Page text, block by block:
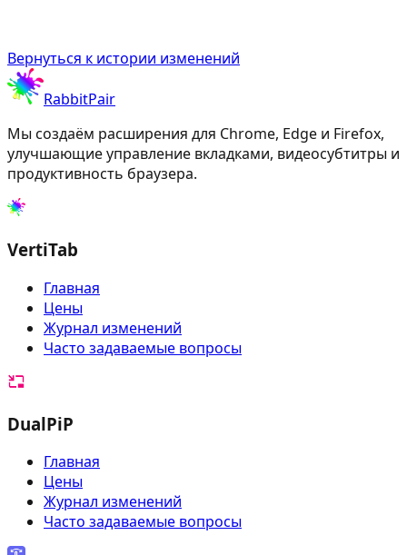
Вернуться к истории изменений
RabbitPair
Мы создаём расширения для Chrome, Edge и Firefox,
улучшающие управление вкладками, видеосубтитры и
продуктивность браузера.
VertiTab
Главная
Цены
Журнал изменений
Часто задаваемые вопросы
DualPiP
Главная
Цены
Журнал изменений
Часто задаваемые вопросы